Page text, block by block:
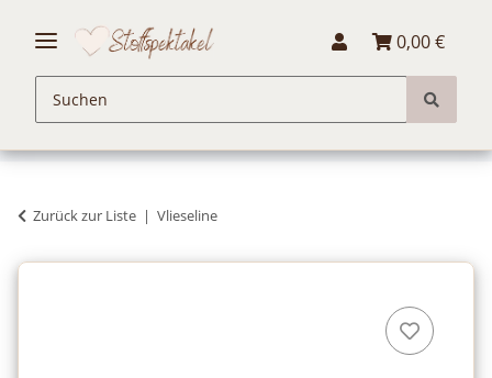
0,00 €
Zurück zur Liste Vlieseline